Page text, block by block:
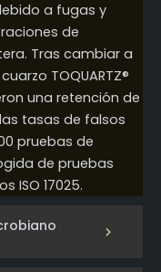
a fugas y
de
Tras cambiar a
TOQUARTZ®
una retención de
tasas de falsos
pruebas de
de pruebas
ISO 17025.